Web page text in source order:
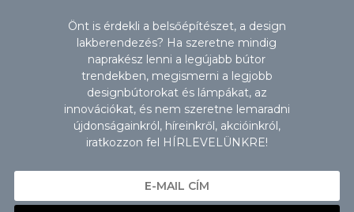
Önt is érdekli a belsőépítészet, a design
lakberendezés? Ha szeretne mindig
naprakész lenni a legújabb bútor
trendekben, megismerni a legjobb
designbútorokat és lámpákat, az
innovációkat, és nem szeretne lemaradni
újdonságainkról, híreinkről, akcióinkról,
iratkozzon fel HÍRLEVELÜNKRE!